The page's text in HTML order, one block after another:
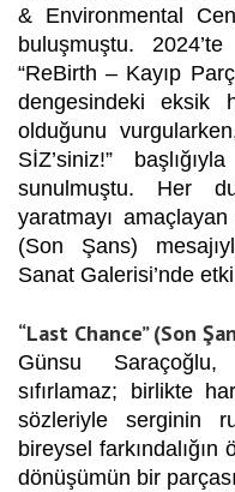
& Environmental
buluşmuştu.
“ReBirth – Kayıp
dengesindeki eksik
olduğunu
SİZ’siniz!”
sunulmuştu. Her
yaratmayı
(Son Şans)
Sanat Galerisi’nde
“Last Chance” (Son
Günsu
sıfırlamaz; birlikte
sözleriyle serginin
bireysel
dönüşümün bir